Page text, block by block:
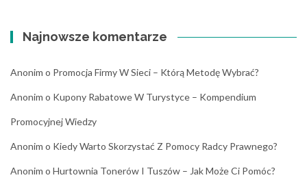
Najnowsze komentarze
Anonim o Promocja Firmy W Sieci – Którą Metodę Wybrać?
Anonim o Kupony Rabatowe W Turystyce – Kompendium
Promocyjnej Wiedzy
Anonim o Kiedy Warto Skorzystać Z Pomocy Radcy Prawnego?
Anonim o Hurtownia Tonerów I Tuszów – Jak Może Ci Pomóc?